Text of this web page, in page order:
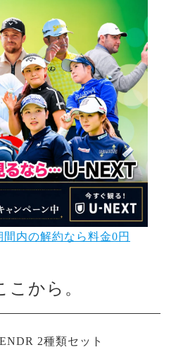
内の解約なら料金0円
から。
2種類セット